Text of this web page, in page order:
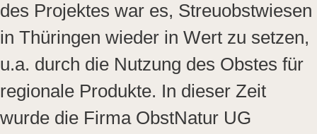
des Projektes war es, Streuobstwiesen
in Thüringen wieder in Wert zu setzen,
u.a. durch die Nutzung des Obstes für
regionale Produkte. In dieser Zeit
wurde die Firma ObstNatur UG